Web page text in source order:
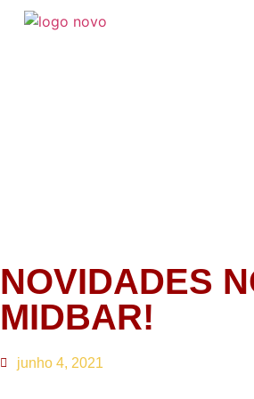
NOVIDADES
MIDBAR!
junho 4, 2021